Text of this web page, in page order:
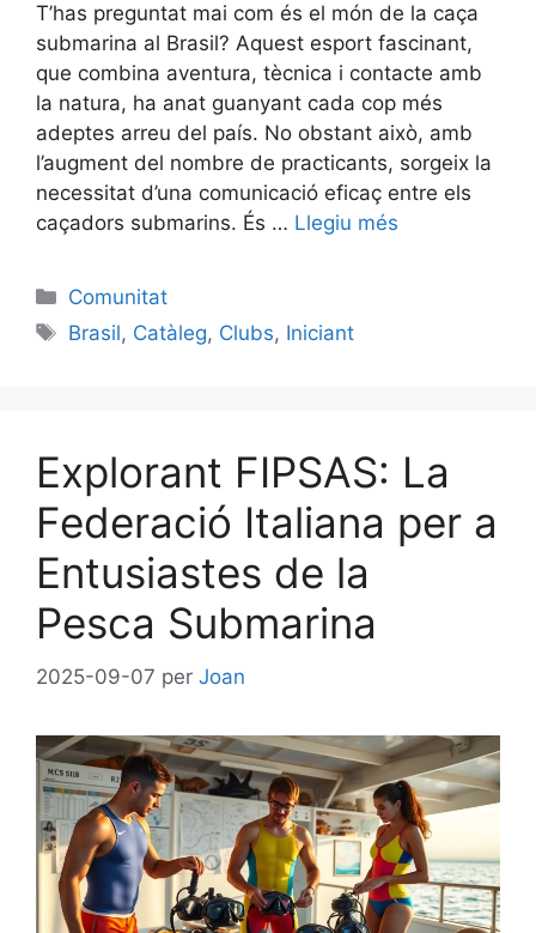
T’has preguntat mai com és el món de la caça
submarina al Brasil? Aquest esport fascinant,
que combina aventura, tècnica i contacte amb
la natura, ha anat guanyant cada cop més
adeptes arreu del país. No obstant això, amb
l’augment del nombre de practicants, sorgeix la
necessitat d’una comunicació eficaç entre els
caçadors submarins. És … Llegiu més
Categories
Comunitat
Etiquetes
Brasil, Catàleg, Clubs, Iniciant
Explorant FIPSAS: La
Federació Italiana per a
Entusiastes de la
Pesca Submarina
2025-09-07 per Joan